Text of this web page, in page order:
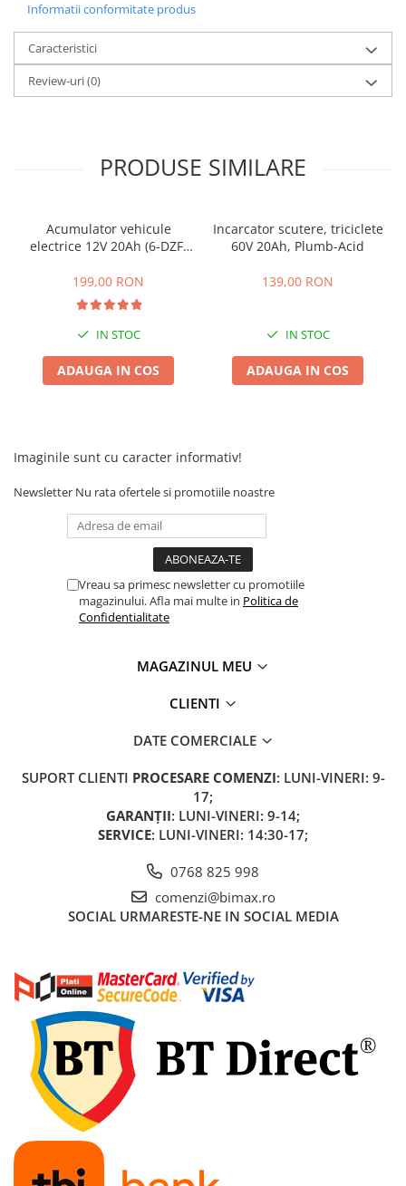
45 km/h
50 km/h
Chopper
Harley
➔ Kuba
PIESE DE SCHIMB
Acceleratii
Baterii 48V
Baterii 60V
Camere
Biciclete Electrice
⬇ TIPURI
Acumulatori 36V
Acumulatori 48V
Incarcatoare 24V
Incarcatoare 36V
Incarcatoare 48V
ACCESORII
Lumini
Kit Conversie
Piese Trotinete Electrice
PIESE UNIVERSALE
Baterie Trotineta Electrica
Informatii conformitate produs
Caracteristici
Review-uri(0)
PRODUSE SIMILARE
Acumulator vehicule
electrice 12V 20Ah (6-DZF-
199,00 RON
IN STOC
ADAUGA IN COS
Incarcator scutere, triciclete
60V 20Ah, Plumb-Acid
139,00 RON
IN STOC
ADAUGA IN COS
Imaginile sunt cu caracter informativ!
Newsletter Nu rata ofertele si promotiile noastre
Vreau sa primesc newsletter cu promotiile
magazinului. Afla mai multe in Politica de
Confidentialitate
MAGAZINUL MEU
CLIENTI
DATE COMERCIALE
SUPORT CLIENTI PROCESARE COMENZI: LUNI-VINERI: 9-
17;
GARANȚII: LUNI-VINERI: 9-14;
SERVICE: LUNI-VINERI: 14:30-17;
0768 825 998
comenzi@bimax.ro
SOCIAL URMARESTE-NE IN SOCIAL MEDIA